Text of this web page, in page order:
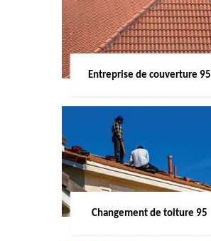
Entreprise de couverture 95
Changement de toiture 95